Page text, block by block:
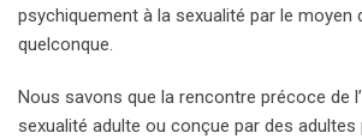
psychiquement à la sexualité par le moyen
quelconque.
Nous savons que la rencontre précoce de
sexualité adulte ou conçue par des